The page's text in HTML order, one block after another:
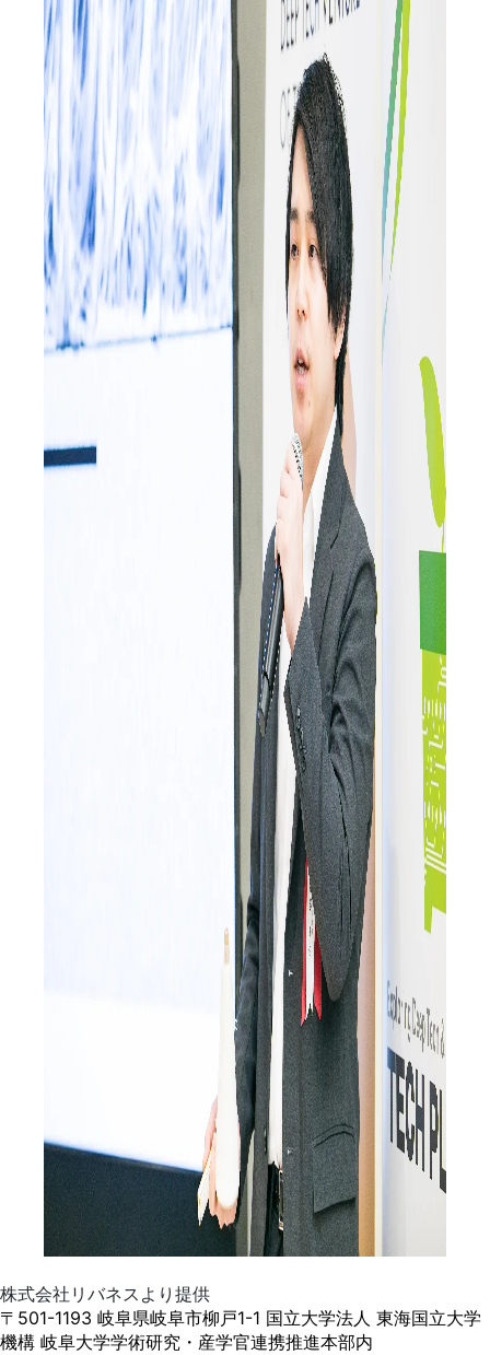
株式会社リバネスより提供
〒501-1193 岐阜県岐阜市柳戸1-1 国立大学法人 東海国立大学
機構 岐阜大学学術研究・産学官連携推進本部内